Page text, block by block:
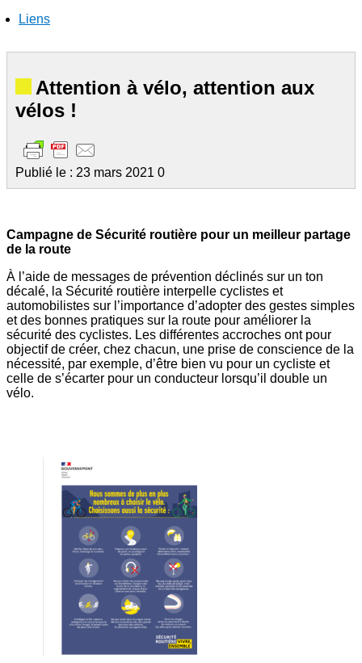
Liens
Attention à vélo, attention aux
vélos !
Publié le : 23 mars 2021 0
Campagne de Sécurité routière pour un meilleur partage
de la route
À l’aide de messages de prévention déclinés sur un ton
décalé, la Sécurité routière interpelle cyclistes et
automobilistes sur l’importance d’adopter des gestes simples
et des bonnes pratiques sur la route pour améliorer la
sécurité des cyclistes. Les différentes accroches ont pour
objectif de créer, chez chacun, une prise de conscience de la
nécessité, par exemple, d’être bien vu pour un cycliste et
celle de s’écarter pour un conducteur lorsqu’il double un
vélo.